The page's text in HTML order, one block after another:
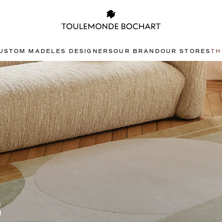
MADE LES DESIGNERSOUR BRANDOUR STORES